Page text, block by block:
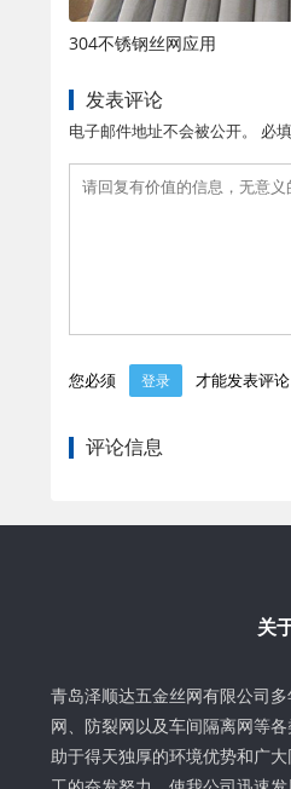
304不锈钢丝网应用
发表评论
电子邮件地址不会被公开。 必
您必须 登录 才能发表评论
评论信息
关
青岛泽顺达五金丝网有限公司
网、防裂网以及车间隔离网等
助于得天独厚的环境优势和广